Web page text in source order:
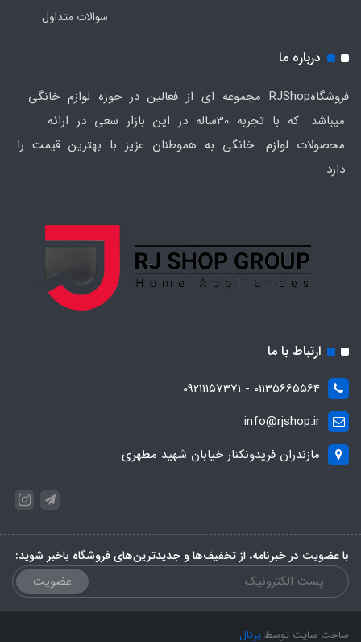
سوالات متداول
درباره ما
فروشگاهRJShop مجموعه ای از فعالین در حوزه لوازم خانگی
میباشد که با تجربه 30ساله در این بازار سعی در ارائه
محصولات لوازم خانگی به هموطنان عزیز با بهترین قیمت را
دارد
ارتباط با ما
01135665564 - 09211157371
info@rjshop.ir
مازندران فریدونکنار خیابان شهید مطهری
با عضویت در خبرنامه، از تخفیف‌ها و جدیدترین‌های فروشگاه باخبر شوید:
عضویت
ساخت سایت توسطپرتال